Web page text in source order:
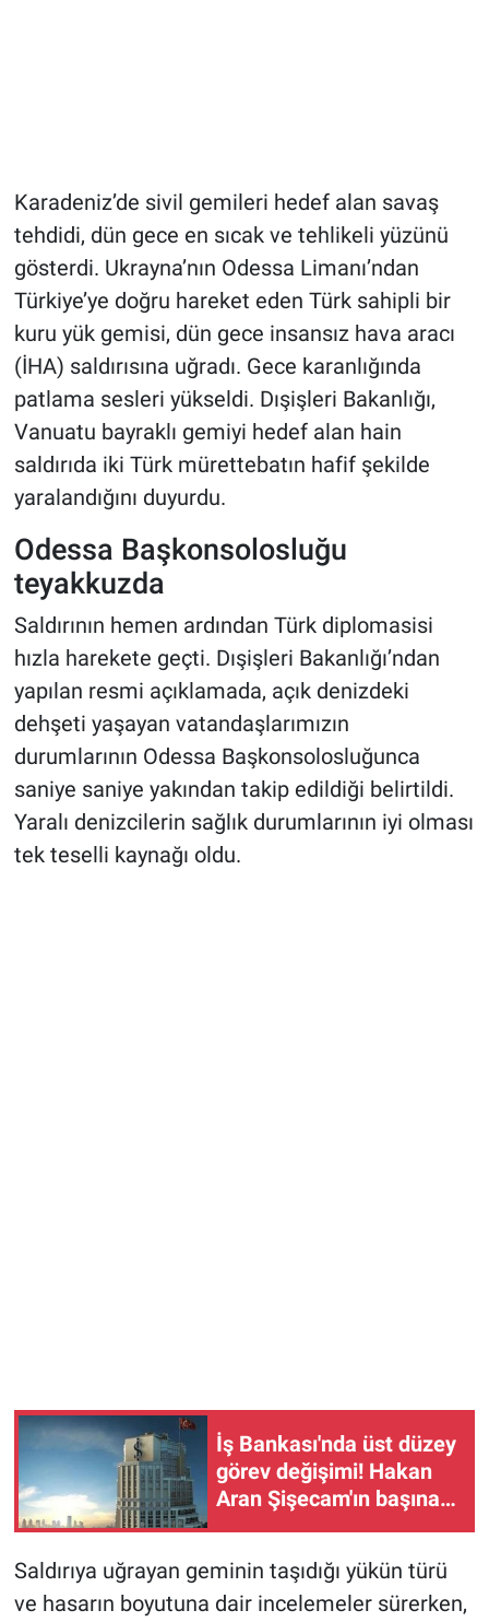
Karadeniz’de sivil gemileri hedef alan savaş
tehdidi, dün gece en sıcak ve tehlikeli yüzünü
gösterdi. Ukrayna’nın Odessa Limanı’ndan
Türkiye’ye doğru hareket eden Türk sahipli bir
kuru yük gemisi, dün gece insansız hava aracı
(İHA) saldırısına uğradı. Gece karanlığında
patlama sesleri yükseldi. Dışişleri Bakanlığı,
Vanuatu bayraklı gemiyi hedef alan hain
saldırıda iki Türk mürettebatın hafif şekilde
yaralandığını duyurdu.
Odessa Başkonsolosluğu
teyakkuzda
Saldırının hemen ardından Türk diplomasisi
hızla harekete geçti. Dışişleri Bakanlığı’ndan
yapılan resmi açıklamada, açık denizdeki
dehşeti yaşayan vatandaşlarımızın
durumlarının Odessa Başkonsolosluğunca
saniye saniye yakından takip edildiği belirtildi.
Yaralı denizcilerin sağlık durumlarının iyi olması
tek teselli kaynağı oldu.
İş Bankası'nda üst düzey
görev değişimi! Hakan
Aran Şişecam'ın başına
geçti, yeni genel müdür
Saldırıya uğrayan geminin taşıdığı yükün türü
ve hasarın boyutuna dair incelemeler sürerken,